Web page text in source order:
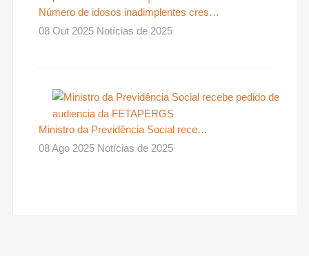
Número de idosos inadimplentes cres…
08 Out 2025 Notícias de 2025
Ministro da Previdência Social rece…
08 Ago 2025 Notícias de 2025